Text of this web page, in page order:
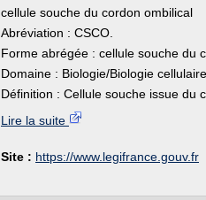
cellule souche du cordon ombilical
Abréviation : CSCO.
Forme abrégée : cellule souche du
Domaine : Biologie/Biologie
Définition : Cellule souche issue du
Lire la suite
Site : https://www.legifrance.gouv.fr